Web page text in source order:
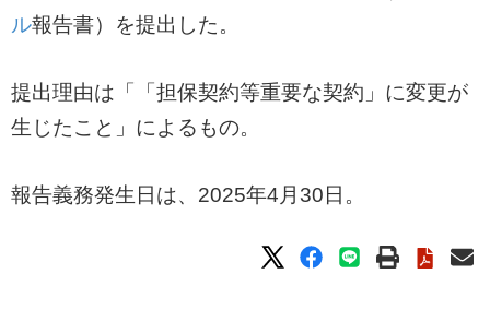
ル報告書）を提出した。
提出理由は「「担保契約等重要な契約」に変更が
生じたこと」によるもの。
報告義務発生日は、2025年4月30日。